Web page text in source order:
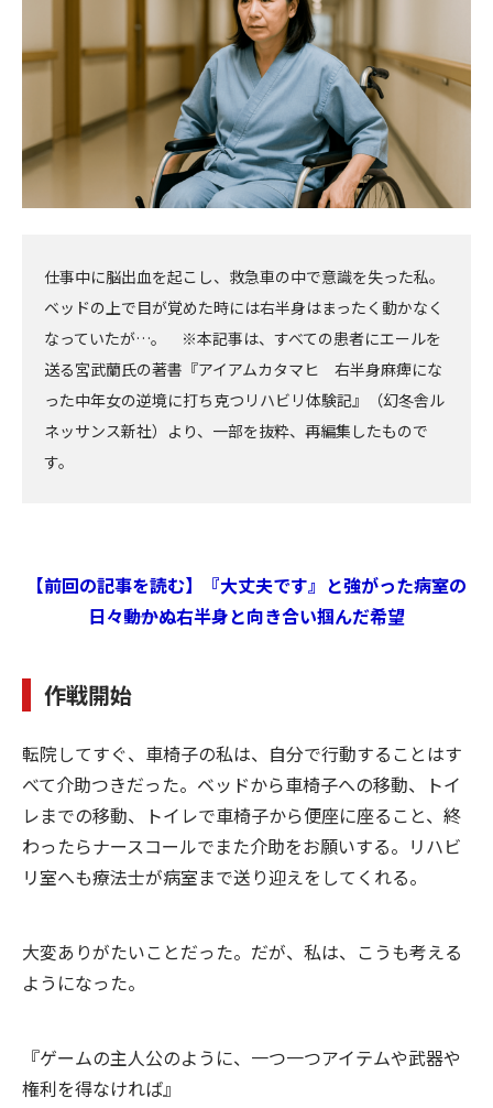
仕事中に脳出血を起こし、救急車の中で意識を失った私。
ベッドの上で目が覚めた時には右半身はまったく動かなく
なっていたが…。 ※本記事は、すべての患者にエールを
送る宮武蘭氏の著書『アイアムカタマヒ 右半身麻痺にな
った中年女の逆境に打ち克つリハビリ体験記』（幻冬舎ル
ネッサンス新社）より、一部を抜粋、再編集したもので
す。
【前回の記事を読む】『大丈夫です』と強がった病室の
日々――動かぬ右半身と向き合い掴んだ希望
作戦開始
転院してすぐ、車椅子の私は、自分で行動することはす
べて介助つきだった。ベッドから車椅子への移動、トイ
レまでの移動、トイレで車椅子から便座に座ること、終
わったらナースコールでまた介助をお願いする。リハビ
リ室へも療法士が病室まで送り迎えをしてくれる。
大変ありがたいことだった。だが、私は、こうも考える
ようになった。
『ゲームの主人公のように、一つ一つアイテムや武器や
権利を得なければ』